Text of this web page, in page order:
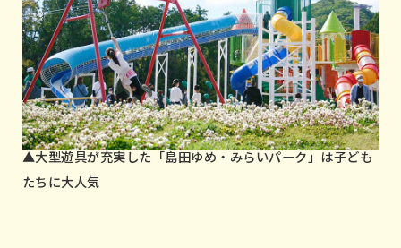
▲大型遊具が充実した「島田ゆめ・みらいパーク」は子ども
たちに大人気